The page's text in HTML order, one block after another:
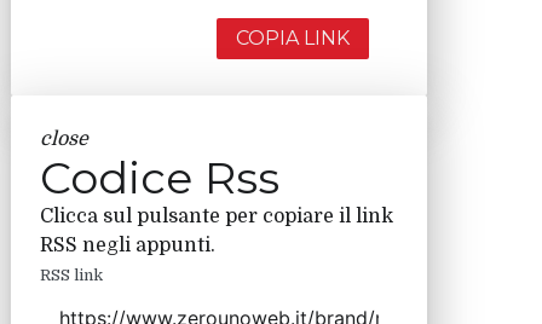
COPIA LINK
close
Codice Rss
Clicca sul pulsante per copiare il link
RSS negli appunti.
RSS link